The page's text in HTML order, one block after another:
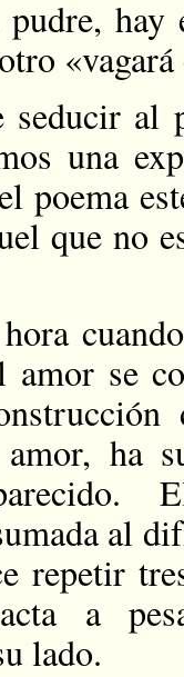
hay
seducir al
una
poema
que no
se
ha
al
repetir
a
lado.